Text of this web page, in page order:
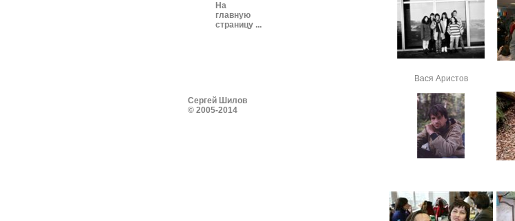
На
главную
страницу ...
Сергей Шилов
© 2005-2014
Вася Аристов